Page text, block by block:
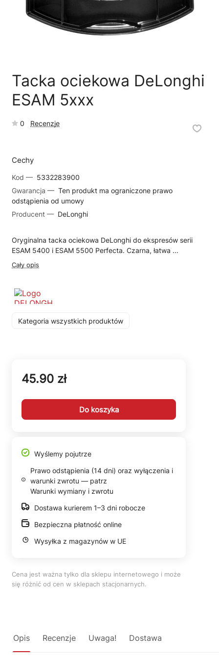
Tacka ociekowa DeLonghi
ESAM 5xxx
0 Recenzje
Cechy
Kod — 5332283900
Gwarancja — Ten produkt ma ograniczone prawo
odstąpienia od umowy
Producent — DeLonghi
Oryginalna tacka ociekowa DeLonghi do ekspresów serii
ESAM 5400 i ESAM 5500 Perfecta. Czarna, łatwa ...
Cały opis
Kategoria wszystkich produktów
45.90 zł
Do koszyka
Wyślemy pojutrze
Prawo odstąpienia (14 dni) oraz wyłączenia i
warunki zwrotu — patrz
Warunki wymiany i zwrotu
Dostawa kurierem 1–3 dni robocze
Bezpieczna płatność online
Wysyłka z magazynów w UE
Cena jest ważna tylko dla sklepu internetowego i może
się różnić od cen w sklepach stacjonarnych.
Opis Recenzje Uwaga! Dostawa
🗹Reklamacja naprawy Reklamacja towaru